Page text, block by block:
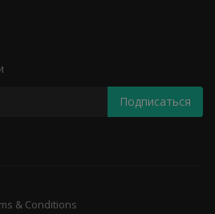
Подписаться
& Conditions